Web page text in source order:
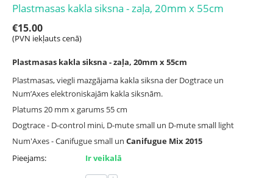
Plastmasas kakla siksna - zaļa, 20mm x 55cm
€15.00
(PVN iekļauts cenā)
Plastmasas kakla siksna - zaļa, 20mm x 55cm
Plastmasas, viegli mazgājama kakla siksna der Dogtrace un
Num’Axes elektroniskajām kakla siksnām.
Platums 20 mm x garums 55 cm
Dogtrace - D-control mini, D-mute small un D-mute small light
Num'Axes - Canifugue small un Canifugue Mix 2015
Pieejams:
Ir veikalā